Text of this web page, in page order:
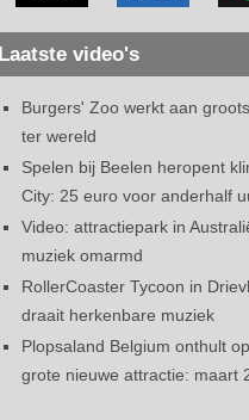
Laatste video's
Burgers' Zoo werkt aan
ter wereld
Spelen bij Beelen heropent
City: 25 euro voor anderhalf
Video: attractiepark in
muziek omarmd
RollerCoaster Tycoon in
draait herkenbare muziek
Plopsaland Belgium onthult
grote nieuwe attractie: maart